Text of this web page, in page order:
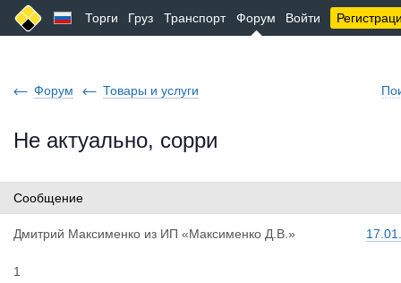
Торги Груз Транспорт Форум Войти
Форум Товары и услуги
Не актуально, сорри
Сообщение
Дмитрий Максименко из ИП «Максименко Д.В.»
1